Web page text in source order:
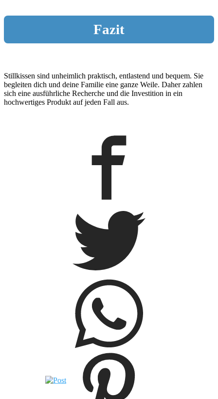
Fazit
Stillkissen sind unheimlich praktisch, entlastend und bequem. Sie
begleiten dich und deine Familie eine ganze Weile. Daher zahlen
sich eine ausführliche Recherche und die Investition in ein
hochwertiges Produkt auf jeden Fall aus.